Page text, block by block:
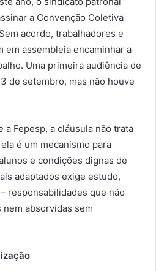
a Convenção Coletiva
acordo, trabalhadores e
em assembleia encaminhar a
Uma primeira audiência de
de setembro, mas não houve
a Fepesp, a cláusula não trata
é um mecanismo para
e condições dignas de
adaptados exige estudo,
responsabilidades que não
absorvidas sem